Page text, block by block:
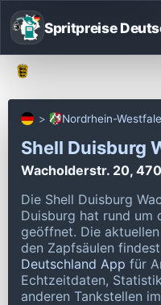
Spritpreise
Nordrhein-
Shell Duisburg
Wacholderstr. 20,
Die Shell Duisburg
Duisburg hat rund um
geöffnet. Die
den Zapfsäulen
Deutschland App für
Echtzeitdaten,
anderen Tankstellen